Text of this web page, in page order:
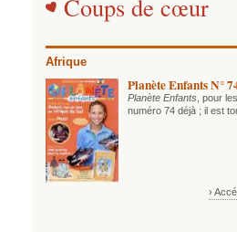
Coups de cœur
Afrique
Planète Enfants N°
Planète Enfants, pour
numéro 74 déjà ; il est
›